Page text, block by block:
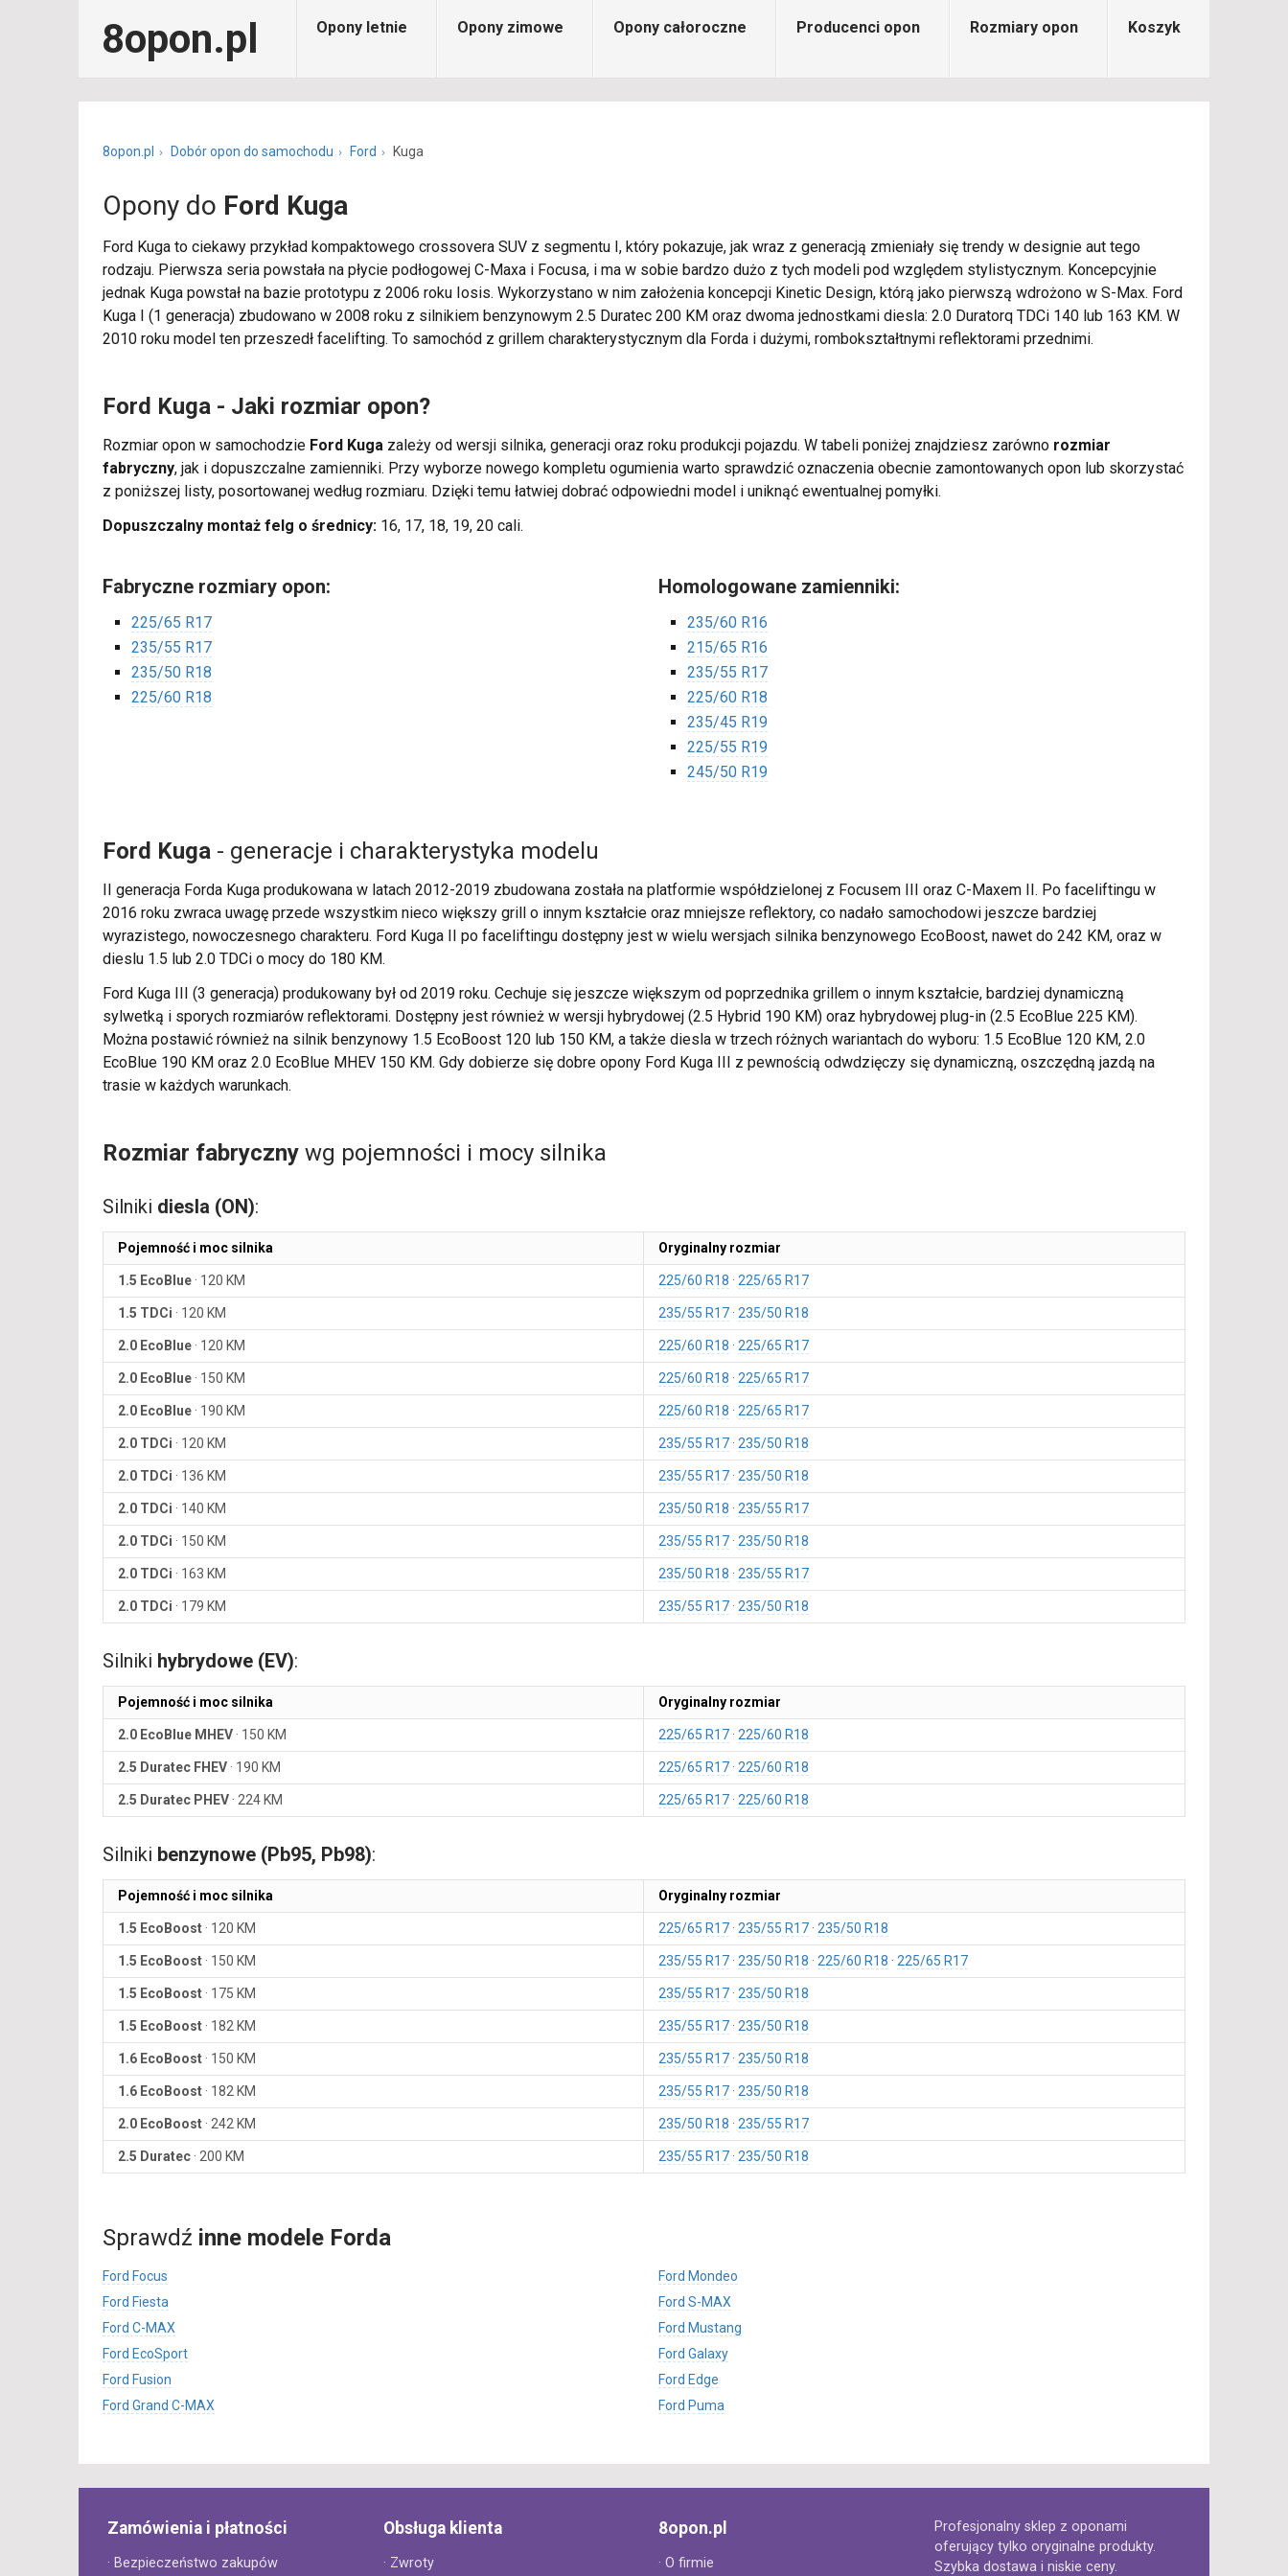
8opon.pl Opony letnie Opony zimowe Opony całoroczne Producenci opon Rozmiary opon Koszyk
8opon.pl Dobór opon do samochodu Ford Kuga
Opony do Ford Kuga
Ford Kuga to ciekawy przykład kompaktowego crossovera SUV z segmentu I, który pokazuje, jak wraz z generacją zmieniały się trendy w designie aut tego
rodzaju. Pierwsza seria powstała na płycie podłogowej C-Maxa i Focusa, i ma w sobie bardzo dużo z tych modeli pod względem stylistycznym. Koncepcyjnie
jednak Kuga powstał na bazie prototypu z 2006 roku Iosis. Wykorzystano w nim założenia koncepcji Kinetic Design, którą jako pierwszą wdrożono w S-Max. Ford
Kuga I (1 generacja) zbudowano w 2008 roku z silnikiem benzynowym 2.5 Duratec 200 KM oraz dwoma jednostkami diesla: 2.0 Duratorq TDCi 140 lub 163 KM. W
2010 roku model ten przeszedł facelifting. To samochód z grillem charakterystycznym dla Forda i dużymi, rombokształtnymi reflektorami przednimi.
Ford Kuga - Jaki rozmiar opon?
Rozmiar opon w samochodzie Ford Kuga zależy od wersji silnika, generacji oraz roku produkcji pojazdu. W tabeli poniżej znajdziesz zarówno rozmiar
fabryczny, jak i dopuszczalne zamienniki. Przy wyborze nowego kompletu ogumienia warto sprawdzić oznaczenia obecnie zamontowanych opon lub skorzystać
z poniższej listy, posortowanej według rozmiaru. Dzięki temu łatwiej dobrać odpowiedni model i uniknąć ewentualnej pomyłki.
Dopuszczalny montaż felg o średnicy: 16, 17, 18, 19, 20 cali.
Fabryczne rozmiary opon:
225/65 R17
235/55 R17
235/50 R18
225/60 R18
Homologowane zamienniki:
235/60 R16
215/65 R16
235/55 R17
225/60 R18
235/45 R19
225/55 R19
245/50 R19
Ford Kuga - generacje i charakterystyka modelu
II generacja Forda Kuga produkowana w latach 2012-2019 zbudowana została na platformie współdzielonej z Focusem III oraz C-Maxem II. Po faceliftingu w
2016 roku zwraca uwagę przede wszystkim nieco większy grill o innym kształcie oraz mniejsze reflektory, co nadało samochodowi jeszcze bardziej
wyrazistego, nowoczesnego charakteru. Ford Kuga II po faceliftingu dostępny jest w wielu wersjach silnika benzynowego EcoBoost, nawet do 242 KM, oraz w
dieslu 1.5 lub 2.0 TDCi o mocy do 180 KM.
Ford Kuga III (3 generacja) produkowany był od 2019 roku. Cechuje się jeszcze większym od poprzednika grillem o innym kształcie, bardziej dynamiczną
sylwetką i sporych rozmiarów reflektorami. Dostępny jest również w wersji hybrydowej (2.5 Hybrid 190 KM) oraz hybrydowej plug-in (2.5 EcoBlue 225 KM).
Można postawić również na silnik benzynowy 1.5 EcoBoost 120 lub 150 KM, a także diesla w trzech różnych wariantach do wyboru: 1.5 EcoBlue 120 KM, 2.0
EcoBlue 190 KM oraz 2.0 EcoBlue MHEV 150 KM. Gdy dobierze się dobre opony Ford Kuga III z pewnością odwdzięczy się dynamiczną, oszczędną jazdą na
trasie w każdych warunkach.
Rozmiar fabryczny wg pojemności i mocy silnika
Silniki diesla (ON):
Pojemność i moc silnika Oryginalny rozmiar
1.5 EcoBlue · 120 KM 225/60 R18 225/65 R17
1.5 TDCi · 120 KM 235/55 R17 235/50 R18
2.0 EcoBlue · 120 KM 225/60 R18 225/65 R17
2.0 EcoBlue · 150 KM 225/60 R18 225/65 R17
2.0 EcoBlue · 190 KM 225/60 R18 225/65 R17
2.0 TDCi · 120 KM 235/55 R17 235/50 R18
2.0 TDCi · 136 KM 235/55 R17 235/50 R18
2.0 TDCi · 140 KM 235/50 R18 235/55 R17
2.0 TDCi · 150 KM 235/55 R17 235/50 R18
2.0 TDCi · 163 KM 235/50 R18 235/55 R17
2.0 TDCi · 179 KM 235/55 R17 235/50 R18
Silniki hybrydowe (EV):
Pojemność i moc silnika Oryginalny rozmiar
2.0 EcoBlue MHEV · 150 KM 225/65 R17 225/60 R18
2.5 Duratec FHEV · 190 KM 225/65 R17 225/60 R18
2.5 Duratec PHEV · 224 KM 225/65 R17 225/60 R18
Silniki benzynowe (Pb95, Pb98):
Pojemność i moc silnika Oryginalny rozmiar
1.5 EcoBoost · 120 KM 225/65 R17 235/55 R17 235/50 R18
1.5 EcoBoost · 150 KM 235/55 R17 235/50 R18 225/60 R18 225/65 R17
1.5 EcoBoost · 175 KM 235/55 R17 235/50 R18
1.5 EcoBoost · 182 KM 235/55 R17 235/50 R18
1.6 EcoBoost · 150 KM 235/55 R17 235/50 R18
1.6 EcoBoost · 182 KM 235/55 R17 235/50 R18
2.0 EcoBoost · 242 KM 235/50 R18 235/55 R17
2.5 Duratec · 200 KM 235/55 R17 235/50 R18
Sprawdź inne modele Forda
Ford Focus
Ford Mondeo
Ford Fiesta
Ford S-MAX
Ford C-MAX
Ford Mustang
Ford EcoSport
Ford Galaxy
Ford Fusion
Ford Edge
Ford Grand C-MAX
Ford Puma
Zamówienia i płatności
· Bezpieczeństwo zakupów
Obsługa klienta
· Zwroty
8opon.pl
· O firmie
Profesjonalny sklep z oponami
oferujący tylko oryginalne produkty.
Szybka dostawa i niskie ceny.